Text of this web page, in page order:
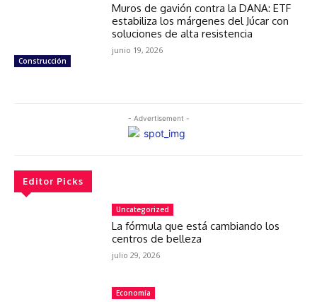
Construcción
Muros de gavión contra la DANA: ETF
estabiliza los márgenes del Júcar con
soluciones de alta resistencia
junio 19, 2026
- Advertisement -
Editor Picks
Uncategorized
La fórmula que está cambiando los
centros de belleza
julio 29, 2026
Economía